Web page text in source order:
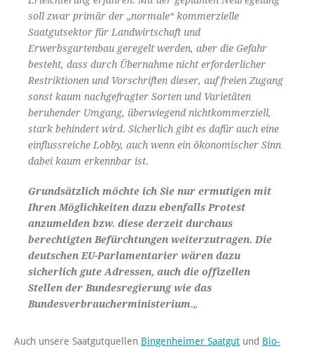
soll zwar primär der „normale“ kommerzielle
Saatgutsektor für Landwirtschaft und
Erwerbsgartenbau geregelt werden, aber die Gefahr
besteht, dass durch Übernahme nicht erforderlicher
Restriktionen und Vorschriften dieser, auf freien Zugang
sonst kaum nachgefragter Sorten und Varietäten
beruhender Umgang, überwiegend nichtkommerziell,
stark behindert wird. Sicherlich gibt es dafür auch eine
einflussreiche Lobby, auch wenn ein ökonomischer Sinn
dabei kaum erkennbar ist.
Grundsätzlich möchte ich Sie nur ermutigen mit
Ihren Möglichkeiten dazu ebenfalls Protest
anzumelden bzw. diese derzeit durchaus
berechtigten Befürchtungen weiterzutragen. Die
deutschen EU-Parlamentarier wären dazu
sicherlich gute Adressen, auch die offizellen
Stellen der Bundesregierung wie das
Bundesverbraucherministerium.„
Auch unsere Saatgutquellen Bingenheimer Saatgut und Bio-